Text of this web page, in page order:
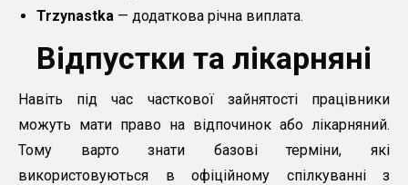
Trzynastka — додаткова річна виплата.
Відпустки та лікарняні
Навіть під час часткової зайнятості працівники
можуть мати право на відпочинок або лікарняний.
Тому варто знати базові терміни, які
використовуються в офіційному спілкуванні з